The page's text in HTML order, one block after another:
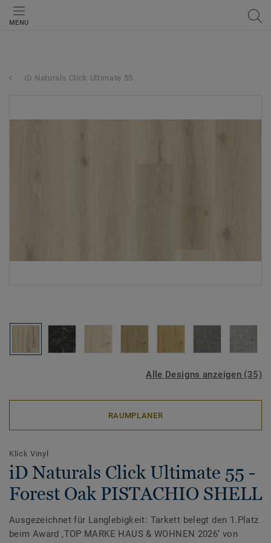
MENU
iD Naturals Click Ultimate 55
Alle Designs anzeigen (35)
RAUMPLANER
Klick Vinyl
iD Naturals Click Ultimate 55 -
Forest Oak PISTACHIO SHELL
Ausgezeichnet für Langlebigkeit: Tarkett belegt den 1.Platz
beim Award ‚TOP MARKE HAUS & WOHNEN 2026‘ von